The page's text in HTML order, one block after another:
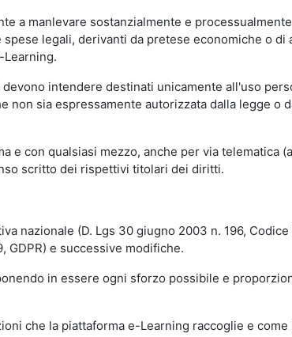
a manlevare sostanzialmente e
legali, derivanti da pretese economiche o
Learning.
intendere destinati unicamente all'uso
sia espressamente autorizzata dalla legge o
con qualsiasi mezzo, anche per via telematica
scritto dei rispettivi titolari dei diritti.
nazionale (D. Lgs 30 giugno 2003 n. 196,
GDPR) e successive modifiche.
in essere ogni sforzo possibile e
che la piattaforma e-Learning raccoglie e come